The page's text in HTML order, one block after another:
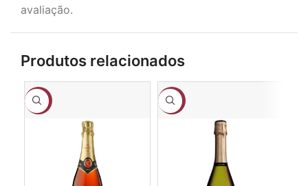
avaliação.
Produtos relacionados
-3% -25%